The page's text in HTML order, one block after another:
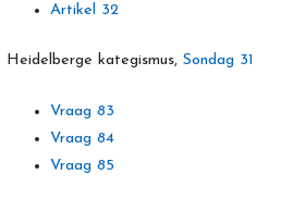
Artikel 32
Heidelberge kategismus,Sondag 31
Vraag 83
Vraag 84
Vraag 85